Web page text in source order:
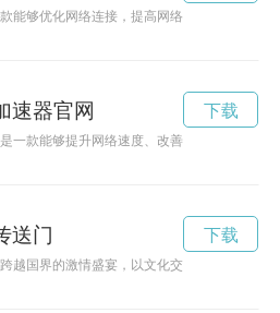
能够优化网络连接，提高网络速度并保障数
速器官网
一款能够提升网络速度、改善网络稳定性的
下载
送门
越国界的激情盛宴，以文化交流和跨界艺术
下载